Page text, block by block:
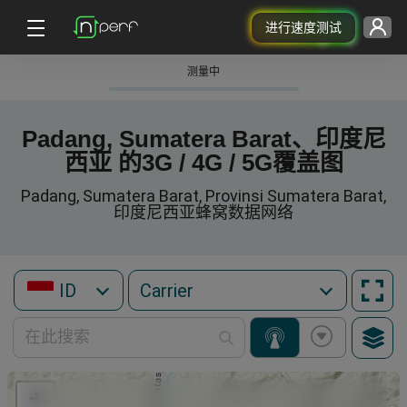
进行速度测试
测量中
Padang, Sumatera Barat、印度尼
西亚 的3G / 4G / 5G覆盖图
Padang, Sumatera Barat, Provinsi Sumatera Barat,
印度尼西亚蜂窝数据网络
ID